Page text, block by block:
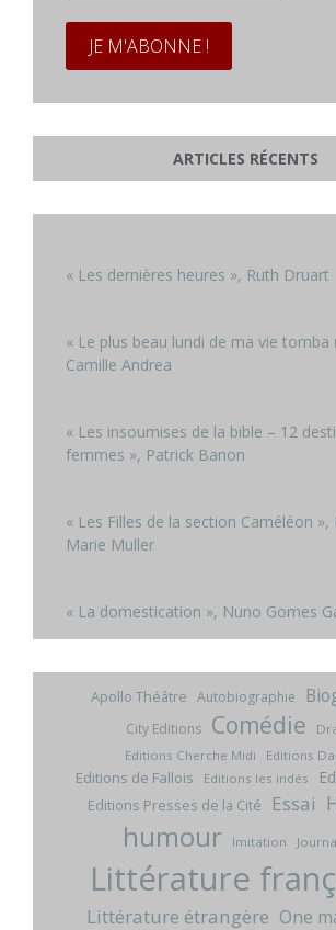
ARTICLES RÉCENTS
« Les dernières heures », Ruth Druart
« Le plus beau lundi de ma vie tomba
Camille Andrea
« Les insoumises de la bible – 12
femmes », Patrick Banon
« Les Filles de la section Caméléon »,
Marie Muller
« La domestication », Nuno Gomes
Apollo Théâtre Autobiographie
City Editions Comédie
Editions Cherche Midi
Editions
Editions de Fallois Editions les indés
Editions Presses de la Cité Essai
humour Imitation
Littérature
Littérature étrangère One